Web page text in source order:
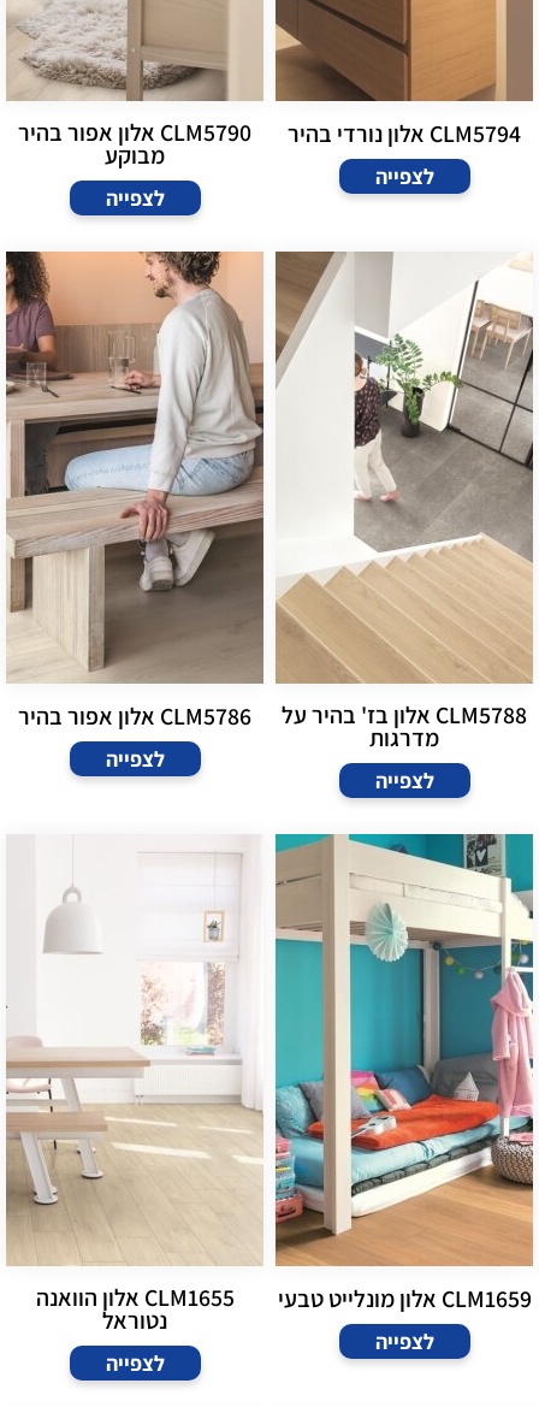
CLM5794 אלון נורדי בהיר
לצפייה
CLM5790 אלון אפור בהיר
מבוקע
לצפייה
CLM5788 אלון בז' בהיר על
מדרגות
לצפייה
CLM5786 אלון אפור בהיר
לצפייה
CLM1659 אלון מונלייט טבעי
לצפייה
CLM1655 אלון הוואנה
נטוראל
לצפייה